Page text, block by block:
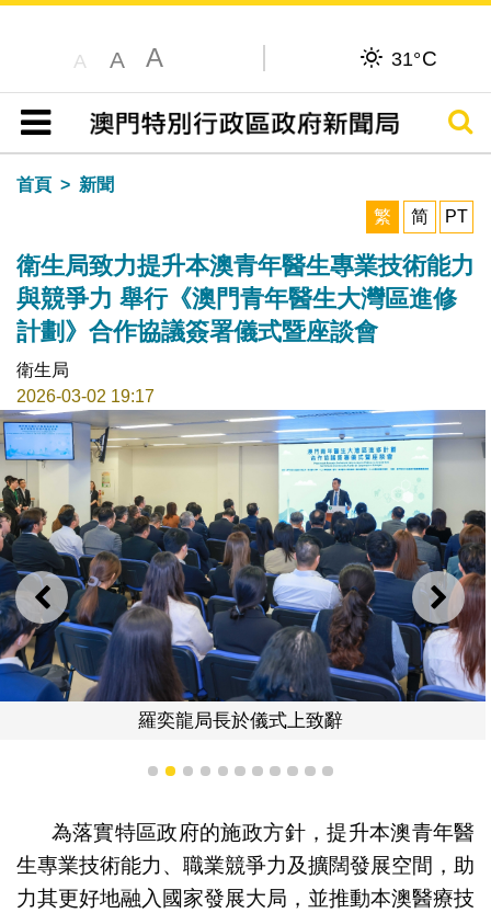
A A A 31°C
目錄
搜尋
首頁
新聞
繁
简 PT
衛生局致力提升本澳青年醫生專業技術能力
與競爭力 舉行《澳門青年醫生大灣區進修
計劃》合作協議簽署儀式暨座談會
衛生局
2026-03-02 19:17
上一則 下一
羅奕龍局長於儀式上致辭
1 2 3 4 5 6 7 8 9 1011
為落實特區政府的施政方針，提升本澳青年醫
生專業技術能力、職業競爭力及擴闊發展空間，助
力其更好地融入國家發展大局，並推動本澳醫療技